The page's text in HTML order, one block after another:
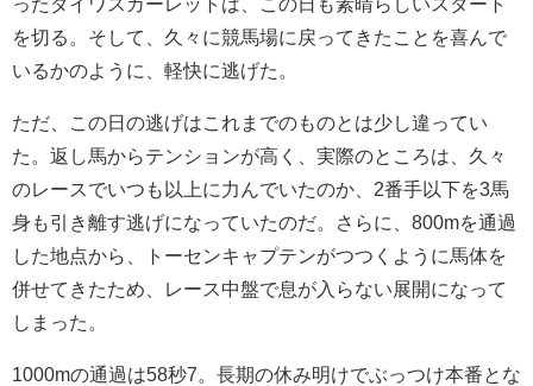
を切る。そして、久々に競馬場に戻ってきたことを喜んで
いるかのように、軽快に逃げた。
ただ、この日の逃げはこれまでのものとは少し違ってい
た。返し馬からテンションが高く、実際のところは、久々
のレースでいつも以上に力んでいたのか、2番手以下を3馬
身も引き離す逃げになっていたのだ。さらに、800mを通過
した地点から、トーセンキャプテンがつつくように馬体を
併せてきたため、レース中盤で息が入らない展開になって
しまった。
1000mの通過は58秒7。長期の休み明けでぶっつけ本番とな